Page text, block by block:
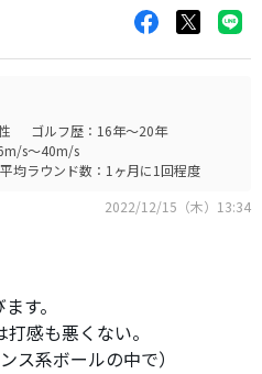
ＺスターＸＶと同等か飛ぶ
て使う予定です。コスパ最
ゴルフ歴：16年～20年
s～40m/s
平均ラウンド数：1ヶ月に1回程度
2022/12/15（木）13:34
す。
感も悪くない。
ス系ボールの中で）